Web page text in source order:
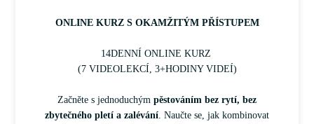
ONLINE KURZ S OKAMŽITÝM PŘÍSTUPEM
14DENNÍ ONLINE KURZ
(7 VIDEOLEKCÍ, 3+HODINY VIDEÍ)
Začněte s jednoduchým pěstováním bez rytí, bez
zbytečného pletí a zalévání. Naučte se, jak kombinovat